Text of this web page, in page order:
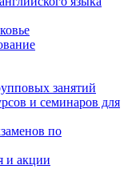
занятий
и семинаров для
по
и акции